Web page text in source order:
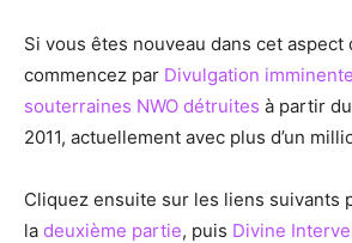
Si vous êtes nouveau dans cet aspect
commencez par Divulgation
souterraines NWO détruites à partir
2011, actuellement avec plus d’un
Cliquez ensuite sur les liens suivants
la deuxième partie, puis Divine